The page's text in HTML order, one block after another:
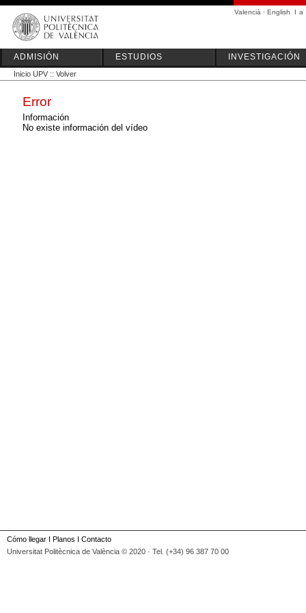
Valencià · English I a
ADMISIÓN ESTUDIOS INVESTIGACIÓN
Inicio UPV :: Volver
Error
Información
No existe información del vídeo
Cómo llegar I Planos I Contacto
Universitat Politècnica de València © 2020 · Tel. (+34) 96 387 70 00